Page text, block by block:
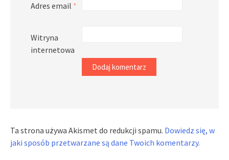
Adres email *
Witryna
internetowa
Ta strona używa Akismet do redukcji spamu. Dowiedz się, w
jaki sposób przetwarzane są dane Twoich komentarzy.